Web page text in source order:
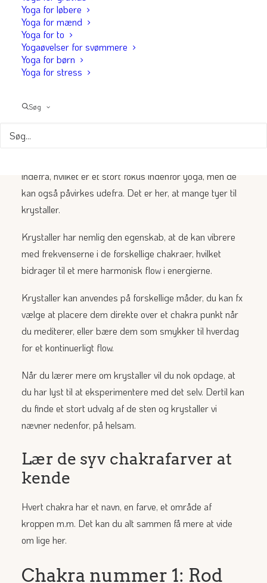
Yoga for løbere
Yoga for mænd
Yoga for to
Yogaøvelser for svømmere
Yoga for børn
Yoga for stress
Søg
ubalance, kan dette område påvirke de andre områder.
Det gælder naturligvis også den anden vej.
Alle chakraerne svinger og vibrerer med hver deres
frekvens. Ud fra den frekvens de svinger og vibrerer
med, har de fået deres chakrafarver.
Chakra og Krystaller
Chakra er energier i krop og sjæl, som vibrerer med
indefra, hvilket er et stort fokus indenfor yoga, men de
kan også påvirkes udefra. Det er her, at mange tyer til
krystaller.
Krystaller har nemlig den egenskab, at de kan vibrere
med frekvenserne i de forskellige chakraer, hvilket
bidrager til et mere harmonisk flow i energierne.
Krystaller kan anvendes på forskellige måder, du kan fx
vælge at placere dem direkte over et chakra punkt når
du mediterer, eller bære dem som smykker til hverdag
for et kontinuerligt flow.
Når du lærer mere om krystaller vil du nok opdage, at
du har lyst til at eksperimentere med det selv. Dertil kan
du finde et stort udvalg af de sten og krystaller vi
nævner nedenfor, på helsam.
Lær de syv chakrafarver at
kende
Hvert chakra har et navn, en farve, et område af
kroppen m.m. Det kan du alt sammen få mere at vide
om lige her.
Chakra nummer 1: Rod